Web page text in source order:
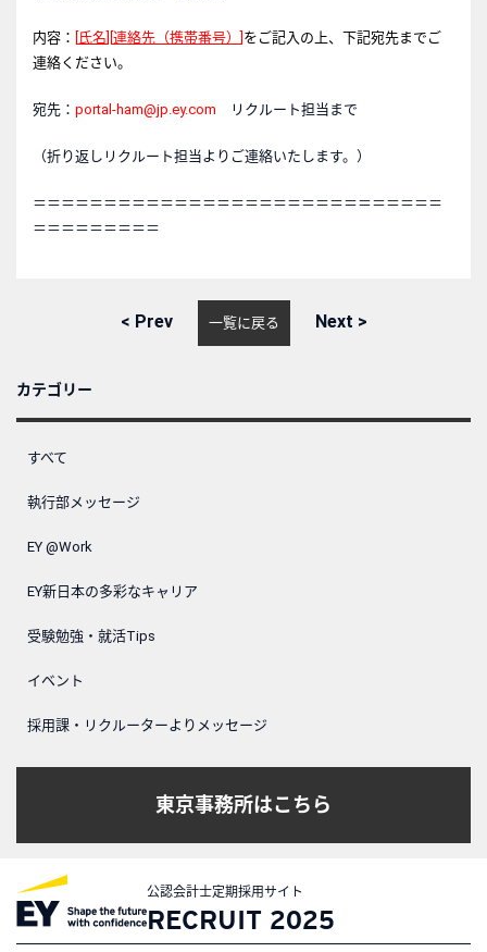
内容： 氏名 連絡先（携帯番号）
をご記入の上、下記宛先までご
連絡ください。
宛先： portal-ham@jp.ey.com リクルート担当まで
（折り返しリクルート担当よりご連絡いたします。）
＝＝＝＝＝＝＝＝＝＝＝＝＝＝＝＝＝＝＝＝＝＝＝＝＝＝＝＝＝
＝＝＝＝＝＝＝＝＝
< Prev 一覧に戻る Next >
カテゴリー
すべて
執行部メッセージ
EY @Work
EY新日本の多彩なキャリア
受験勉強・就活Tips
イベント
採用課・リクルーターよりメッセージ
東京事務所はこちら
公認会計士定期採用サイト
RECRUIT 2025